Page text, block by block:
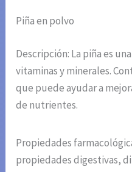
Piña en polvo
Descripción: La piña es
vitaminas y minerales.
que puede ayudar a
de nutrientes.
Propiedades
propiedades digestivas,